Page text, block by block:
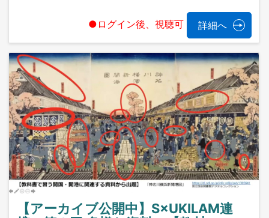
●ログイン後、視聴可 詳細へ
【アーカイブ公開中】S×UKILAM連